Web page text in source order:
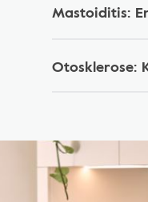
Mastoiditis:
Otosklerose: